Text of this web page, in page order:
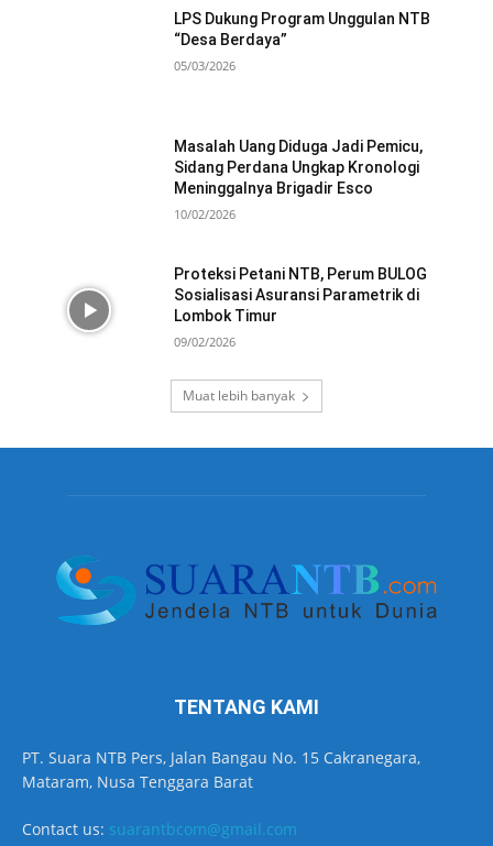
LPS Dukung Program Unggulan NTB
“Desa Berdaya”
05/03/2026
Masalah Uang Diduga Jadi Pemicu,
Sidang Perdana Ungkap Kronologi
Meninggalnya Brigadir Esco
10/02/2026
Proteksi Petani NTB, Perum BULOG
Sosialisasi Asuransi Parametrik di
Lombok Timur
09/02/2026
Muat lebih banyak
TENTANG KAMI
PT. Suara NTB Pers, Jalan Bangau No. 15 Cakranegara,
Mataram, Nusa Tenggara Barat
Contact us: suarantbcom@gmail.com